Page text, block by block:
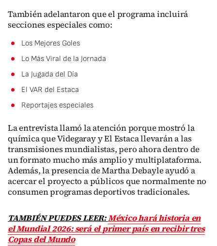
También adelantaron que el programa incluirá
secciones especiales como:
Los Mejores Goles
Lo Más Viral de la Jornada
La Jugada del Día
El VAR del Estaca
Reportajes especiales
La entrevista llamó la atención porque mostró la
química que Videgaray y El Estaca llevarán a las
transmisiones mundialistas, pero ahora dentro de
un formato mucho más amplio y multiplataforma.
Además, la presencia de Martha Debayle ayudó a
acercar el proyecto a públicos que normalmente no
consumen programas deportivos tradicionales.
TAMBIÉN PUEDES LEER:México hará historia en
el Mundial 2026: será el primer país en recibir tres
Copas del Mundo